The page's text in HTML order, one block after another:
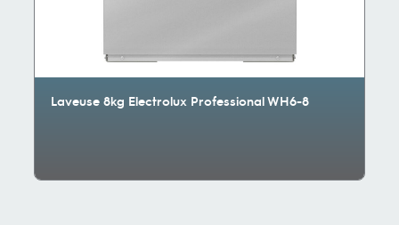
Laveuse 8kg Electrolux Professional WH6-8